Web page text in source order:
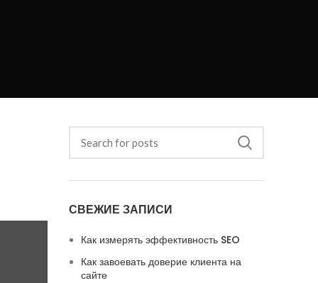
СВЕЖИЕ ЗАПИСИ
Как измерять эффективность SEO
Как завоевать доверие клиента на
сайте